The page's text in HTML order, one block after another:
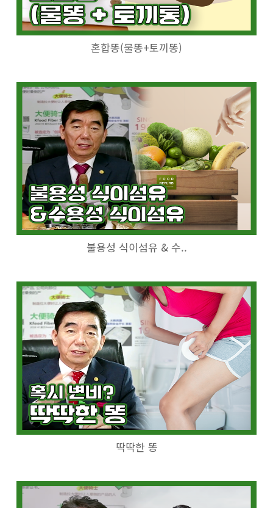
혼합똥(물똥+토끼똥)
불용성 식이섬유 & 수..
딱딱한 똥